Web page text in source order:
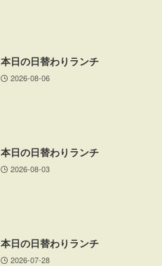
本日の日替わりランチ
2026-08-06
本日の日替わりランチ
2026-08-03
本日の日替わりランチ
2026-07-28